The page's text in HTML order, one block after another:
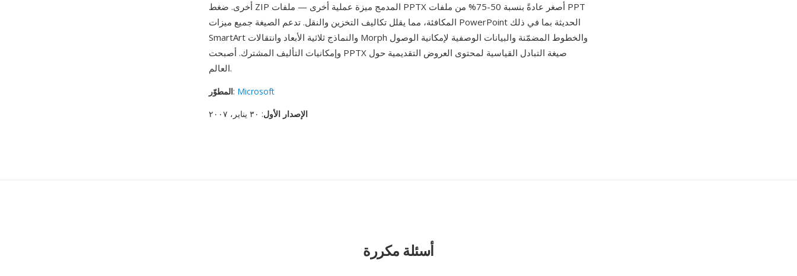
أخرى. ضغط ZIP المدمج ميزة عملية أخرى — ملفات PPTX أصغر عادةً بنسبة 50-75% من ملفات PPT
المكافئة، مما يقلل تكاليف التخزين والنقل. تدعم الصيغة جميع ميزات PowerPoint الحديثة بما في ذلك
SmartArt والنماذج ثلاثية الأبعاد وانتقالات Morph والخطوط المضمّنة والبيانات الوصفية لإمكانية الوصول
وإمكانيات التأليف المشترك. أصبحت PPTX صيغة التبادل القياسية لمحتوى العروض التقديمية حول
العالم.
المطوّر: Microsoft
الإصدار الأول: ٣٠ يناير، ٢٠٠٧
أسئلة مكررة